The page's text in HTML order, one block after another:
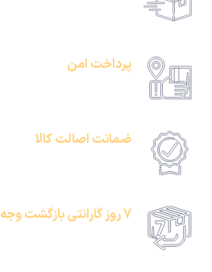
پرداخت امن
ضمانت اصالت کالا
7 روز گارانتی بازگشت وجه